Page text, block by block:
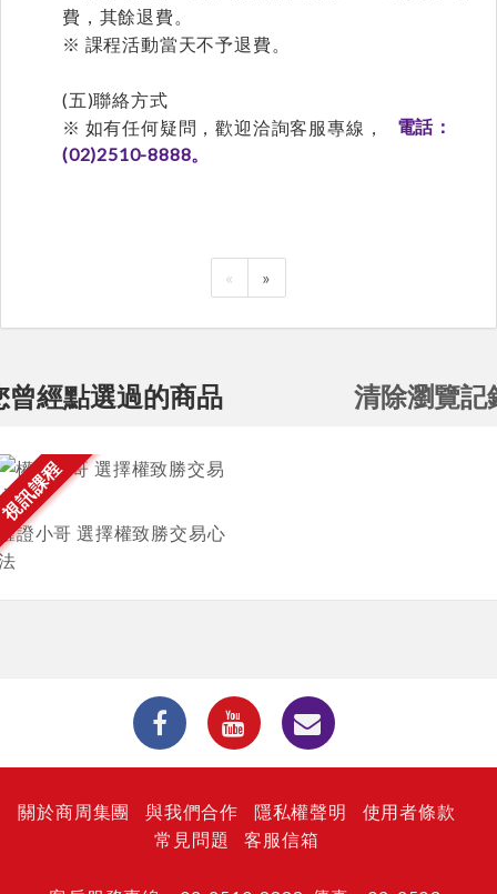
費，其餘退費。
※ 課程活動當天不予退費。
(五)聯絡方式
※ 如有任何疑問，歡迎洽詢客服專線，
電話：
(02)2510-8888。
« »
曾經點選過的商品 清除瀏覽記
訊課程
證小哥 選擇權致勝交易心
關於商周集團 與我們合作 隱私權聲明
使用者條款
常見問題
客服信箱